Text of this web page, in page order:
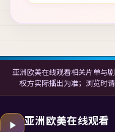
亚洲欧美在线观看相关片单与
权方实际播出为准；浏览时
亚洲欧美在线观看